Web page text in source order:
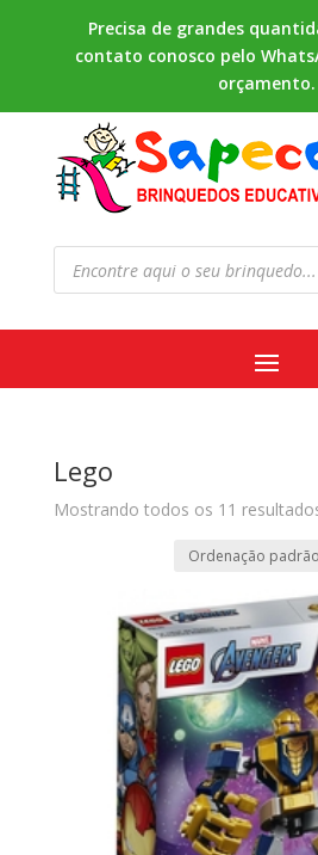
Precisa de grandes
contato conosco pelo
orçamento.
Pesquisar
produtos
Lego
Mostrando todos os 11